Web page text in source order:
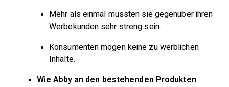
Mehr als einmal mussten sie gegenüber ihren
Werbekunden sehr streng sein.
Konsumenten mögen keine zu werblichen
Inhalte.
Wie Abby an den bestehenden Produkten